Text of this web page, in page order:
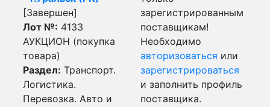
[Завершен]
Лот №: 4133
АУКЦИОН (покупка
товара)
Раздел: Транспорт.
Логистика.
Перевозка. Авто и
зарегистрированным
поставщикам!
Необходимо
авторизоваться или
зарегистрироваться
и заполнить профиль
поставщика.